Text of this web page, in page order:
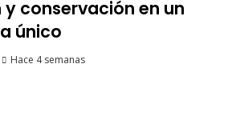
conservación en un
único
Hace 4 semanas